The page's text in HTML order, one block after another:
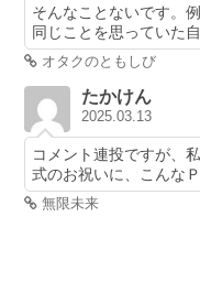
そんなことないです。
同じことを思っていた
オタクのともしび
たかけん
2025.03.13
コメント連投ですが、
式のお祝いに、こんな
無限未来